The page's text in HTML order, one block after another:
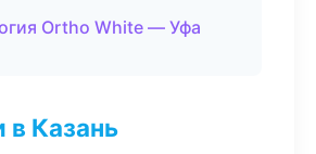
Ortho White — Уфа
в Казань